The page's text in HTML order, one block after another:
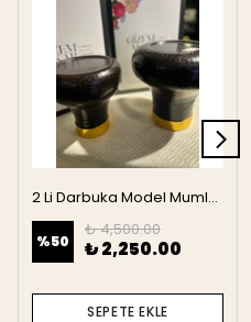
2 Li Darbuka Model Mumluk
%50
₺ 4,500.00
₺ 2,250.00
SEPETE EKLE